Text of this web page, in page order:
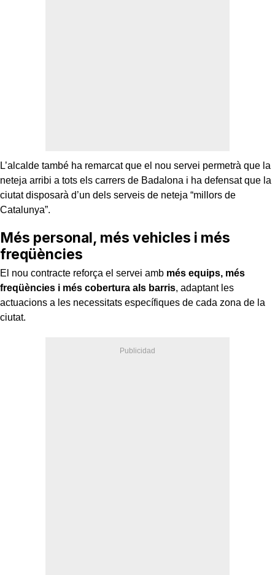
L’alcalde també ha remarcat que el nou servei permetrà que la
neteja arribi a tots els carrers de Badalona i ha defensat que la
ciutat disposarà d’un dels serveis de neteja “millors de
Catalunya”.
Més personal, més vehicles i més
freqüències
El nou contracte reforça el servei amb més equips, més
freqüències i més cobertura als barris, adaptant les
actuacions a les necessitats específiques de cada zona de la
ciutat.